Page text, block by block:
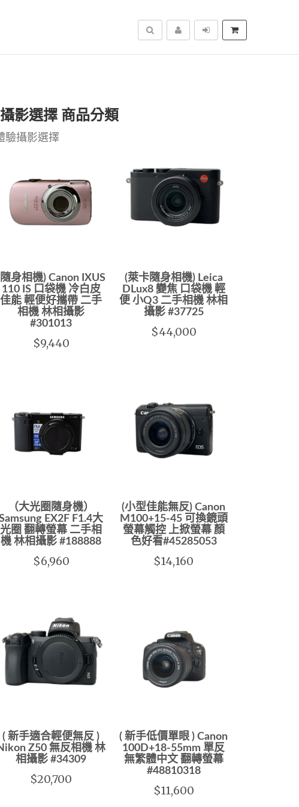
搜尋
影選擇 商品分類
驗攝影選擇
身相機) Canon IXUS
110 IS 口袋機 冷白皮
佳能 輕便好攜帶 二手
相機 林相攝影
#301013
$9,440
(萊卡隨身相機) Leica
DLux8 變焦 口袋機 輕
便 小Q3 二手相機 林相
攝影 #37725
$44,000
（大光圈隨身機）
EX2F F1.4大
光圈 翻轉螢幕 二手相
機 林相攝影 #188888
$6,960
(小型佳能無反) Canon
M100+15-45 可換鏡頭
螢幕觸控 上掀螢幕 顏
色好看#45285053
$14,160
( 新手適合輕便無反 )
Z50 無反相機 林
相攝影 #34309
$20,700
( 新手低價單眼 ) Canon
100D+18-55mm 單反
無繁體中文 翻轉螢幕
#48810318
$11,600